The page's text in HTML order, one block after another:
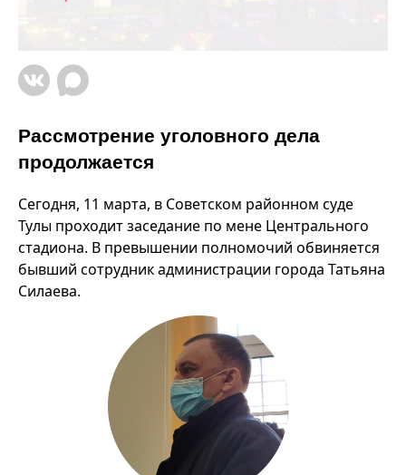
Рассмотрение уголовного дела
продолжается
Сегодня, 11 марта, в Советском районном суде
Тулы проходит заседание по мене Центрального
стадиона. В превышении полномочий обвиняется
бывший сотрудник администрации города Татьяна
Силаева.